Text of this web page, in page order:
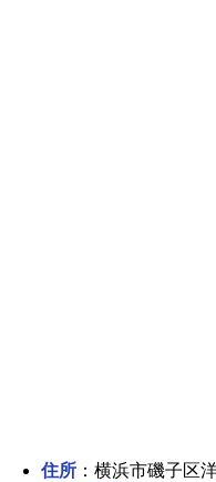
住所 ：横浜市磯子区